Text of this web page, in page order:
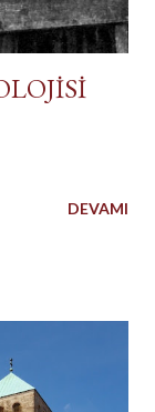
DEVAMI